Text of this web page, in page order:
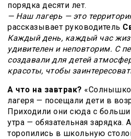
порядка десяти лет.
— Наш лагерь — это
рассказывает руководитель
Каждый день, каждый час
удивителен и неповторим. С
создавали для детей
красоты, чтобы
А что на завтрак?
лагеря — посещали дети в
Приходили они сюда с
утра — обязательная зарядка.
торопились в школьную